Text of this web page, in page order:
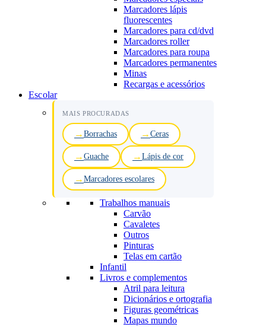
Marcadores lápis
fluorescentes
Marcadores para cd/dvd
Marcadores roller
Marcadores para roupa
Marcadores permanentes
Minas
Recargas e acessórios
Escolar
MAIS PROCURADAS
Borrachas Ceras
Guache Lápis de cor
Marcadores escolares
Trabalhos manuais
Carvão
Cavaletes
Outros
Pinturas
Telas em cartão
Infantil
Livros e complementos
Atril para leitura
Dicionários e ortografia
Figuras geométricas
Mapas mundo